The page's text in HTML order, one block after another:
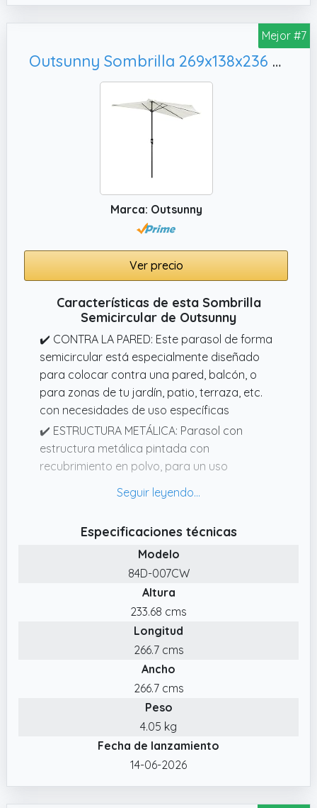
✔️ Refugio y sombra: la tela de poliéster
duradera está hecha para soportar el clima,
por lo que puedes disfrutar de tu patio
trasero bajo el sol caluroso de verano o lluvia
llovizna. Además, un toldo ventilado permite
estabilidad, reduciendo los daños causados
por el viento.
Mejor #7
Outsunny Sombrilla 269x138x236 cm Parasol de Jardín con Manivela y Forma Semicircular Tela Poliéster 180 g/m² para Exterior Terraza Patio Piscina Crema
Marca: Outsunny
Ver precio
Características de esta Sombrilla
Semicircular de Outsunny
✔️ CONTRA LA PARED: Este parasol de forma
semicircular está especialmente diseñado
para colocar contra una pared, balcón, o
para zonas de tu jardín, patio, terraza, etc.
con necesidades de uso específicas
✔️ ESTRUCTURA METÁLICA: Parasol con
estructura metálica pintada con
recubrimiento en polvo, para un uso
intemperie y a la corrosión
(LxANxAL); Diámetro del mástil: Ø38 mm; La
base no está incluida
✔️ CON MANIVELA: Esta sombrilla se abre y
cierra en cuestión de segundos gracias al
sistema de manivela ubicado en uno de los
costados del poste de metal
✔️ TELA RESISTENTE A LA INTEMPERIE: La tela
de poliéster de 180 g/m² proporciona una
gran protección frente a los rayos solares y
presenta gran resistencia a salpicaduras. En
caso de tiempo adverso, el parasol debe
plegarse y guardarse si es posible
Especificaciones técnicas
Modelo
84D-007CW
Altura
233.68 cms
Longitud
266.7 cms
Ancho
266.7 cms
Peso
4.05 kg
Fecha de lanzamiento
14-06-2026